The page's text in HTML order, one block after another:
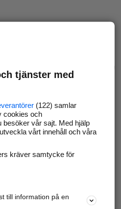
tjänster med
(122) samlar
cookies och
besöker vår sajt. Med hjälp
vårt innehåll och våra
kräver samtycke för
till information på en